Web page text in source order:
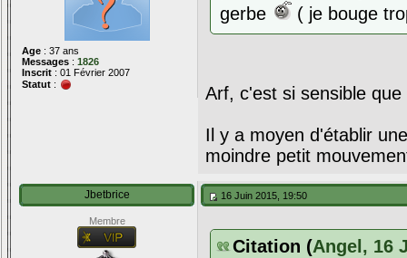
Age : 37 ans
Messages : 1826
Inscrit : 01 Février 2007
Statut :
gerbe
( je bouge
Arf, c'est si sensible
Il y a moyen d'établir
moindre petit
Jbetbrice
Membre
16 Juin 2015, 19:50
Citation (Angel, 16